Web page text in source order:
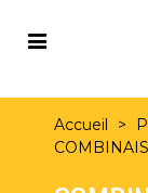
Accueil >